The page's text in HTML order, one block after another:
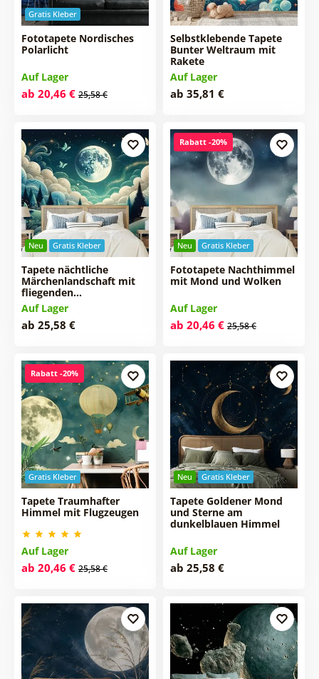
Gratis Kleber
Fototapete Nordisches
Polarlicht
Auf Lager
ab 20,46 € 25,58 €
Selbstklebende Tapete
Bunter Weltraum mit
Rakete
Auf Lager
ab 35,81 €
Neu Gratis Kleber
Tapete nächtliche
Märchenlandschaft mit
fliegenden…
Auf Lager
ab 25,58 €
Neu Gratis Kleber
Rabatt -20%
Fototapete Nachthimmel
mit Mond und Wolken
Auf Lager
ab 20,46 € 25,58 €
Gratis Kleber
Rabatt -20%
Tapete Traumhafter
Himmel mit Flugzeugen
Auf Lager
ab 20,46 € 25,58 €
Neu Gratis Kleber
Tapete Goldener Mond
und Sterne am
dunkelblauen Himmel
Auf Lager
ab 25,58 €